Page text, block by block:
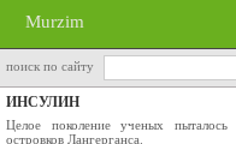
Murzim
поиск по сайту
ИНСУЛИН
Целое поколение ученых
островков Лангерганса.